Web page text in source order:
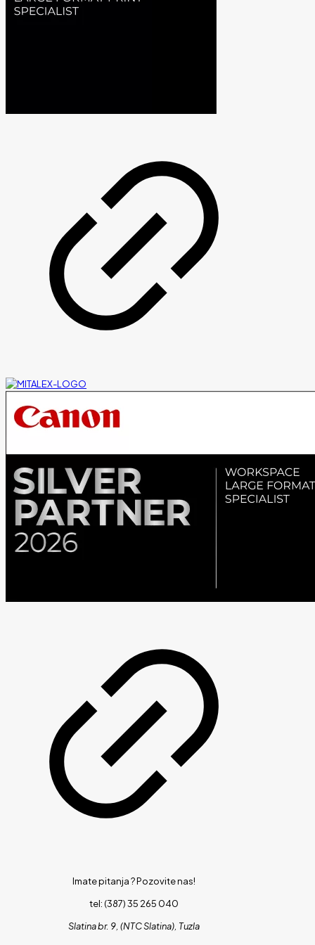
Imate pitanja ?Pozovite nas!
tel: (387) 35 265 040
Slatina br. 9, (NTC Slatina), Tuzla